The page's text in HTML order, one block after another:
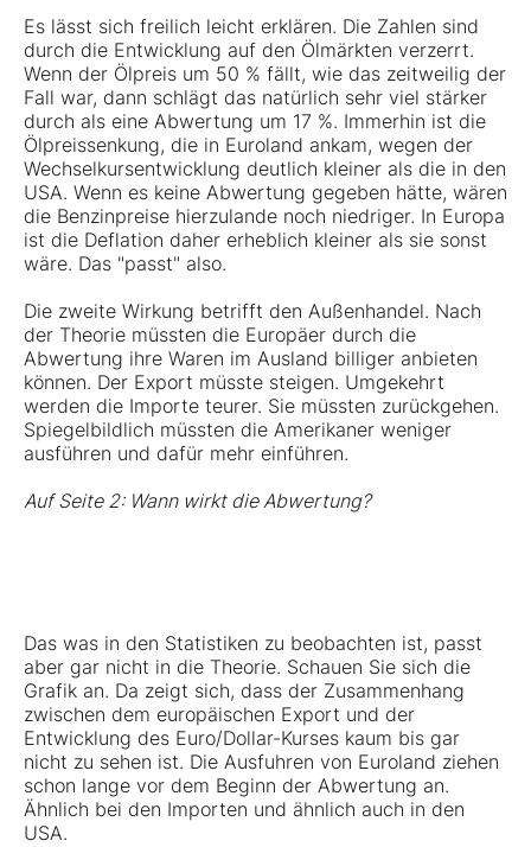
Es lässt sich freilich leicht erklären. Die Zahlen sind
durch die Entwicklung auf den Ölmärkten verzerrt.
Wenn der Ölpreis um 50 % fällt, wie das zeitweilig der
Fall war, dann schlägt das natürlich sehr viel stärker
durch als eine Abwertung um 17 %. Immerhin ist die
Ölpreissenkung, die in Euroland ankam, wegen der
Wechselkursentwicklung deutlich kleiner als die in den
USA. Wenn es keine Abwertung gegeben hätte, wären
die Benzinpreise hierzulande noch niedriger. In Europa
ist die Deflation daher erheblich kleiner als sie sonst
wäre. Das "passt" also.
Die zweite Wirkung betrifft den Außenhandel. Nach
der Theorie müssten die Europäer durch die
Abwertung ihre Waren im Ausland billiger anbieten
können. Der Export müsste steigen. Umgekehrt
werden die Importe teurer. Sie müssten zurückgehen.
Spiegelbildlich müssten die Amerikaner weniger
ausführen und dafür mehr einführen.
Auf Seite 2: Wann wirkt die Abwertung?
Das was in den Statistiken zu beobachten ist, passt
aber gar nicht in die Theorie. Schauen Sie sich die
Grafik an. Da zeigt sich, dass der Zusammenhang
zwischen dem europäischen Export und der
Entwicklung des Euro/Dollar-Kurses kaum bis gar
nicht zu sehen ist. Die Ausfuhren von Euroland ziehen
schon lange vor dem Beginn der Abwertung an.
Ähnlich bei den Importen und ähnlich auch in den
USA.